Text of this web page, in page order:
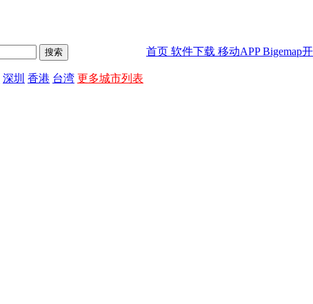
深圳 香港 台湾 更多城市列表
首页 软件下载 移动APPBigemap